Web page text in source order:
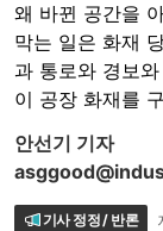
왜 바뀐 공간을
막는 일은 화재
과 통로와 경보
이 공장 화재를
안선기 기자
기사 정정 / 반론